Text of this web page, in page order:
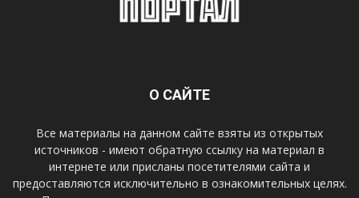
О САЙТЕ
Все материалы на данном сайте взяты из открытых
источников - имеют обратную ссылку на материал в
интернете или присланы посетителями сайта и
предоставляются исключительно в ознакомительных целях.